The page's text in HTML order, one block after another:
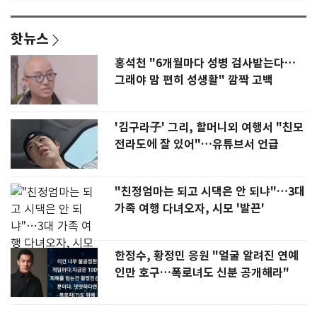
핫뉴스
홍석천 "6개월마다 성병 검사받는다…
그래야 맘 편히 성생활" 깜짝 고백
'김구라子' 그리, 할머니외 여행서 "친모
전라도에 잘 있어"…유튜브서 언급
"친정엄마는 되고 시댁은 안 되냐"…3대
가족 여행 다녀오자, 시모 '발끈'
한정수, 황정민 응원 "얼굴 알려진 연예
인만 호구…폭로녀도 신분 공개해라"